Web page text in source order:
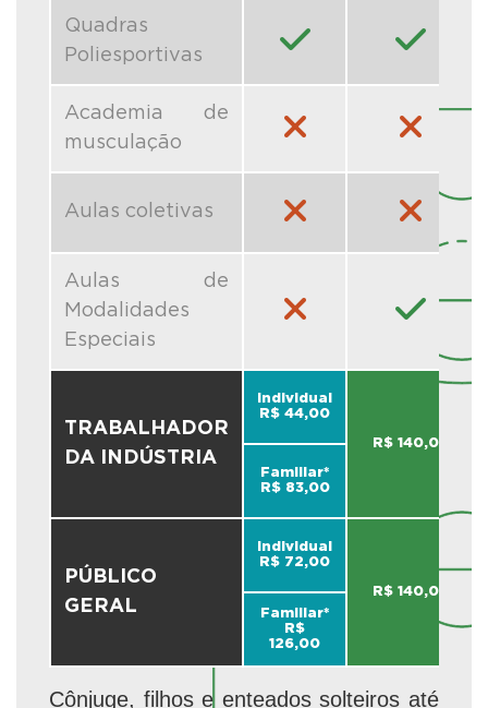
Quadras
Poliesportivas
Academia de
musculação
Aulas coletivas
Aulas de
Modalidades
Especiais
TRABALHADOR
DA INDÚSTRIA
Individual
R$ 44,00
R$ 140,00
Familiar*
R$ 83,00
PÚBLICO
GERAL
Individual
R$ 72,00
R$ 140,00
Familiar*
R$
126,00
Cônjuge, filhos e enteados solteiros até